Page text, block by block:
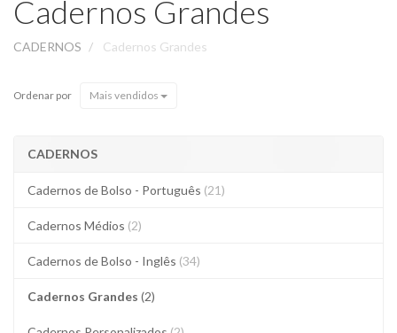
Cadernos Grandes
CADERNOS Cadernos Grandes
Ordenar por Mais vendidos
CADERNOS
Cadernos de Bolso - Português (21)
Cadernos Médios (2)
Cadernos de Bolso - Inglês (34)
Cadernos Grandes (2)